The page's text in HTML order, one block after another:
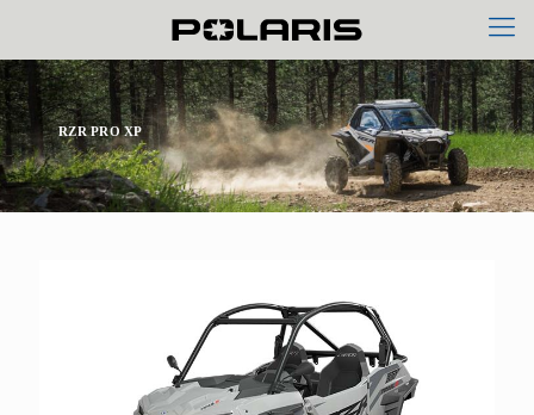
RZR PRO XP